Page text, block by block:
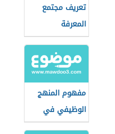
تعريف مجتمع
المعرفة
مفهوم المنهج
الوظيفي في
الجغرافيا